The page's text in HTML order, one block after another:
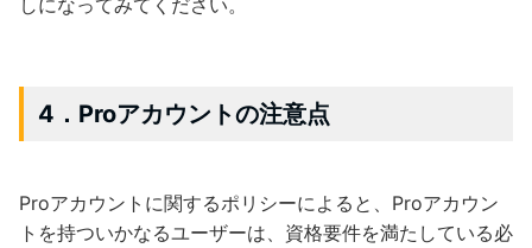
4．Proアカウントの注意点
Proアカウントに関するポリシーによると、Proアカウン
トを持ついかなるユーザーは、資格要件を満たしている必